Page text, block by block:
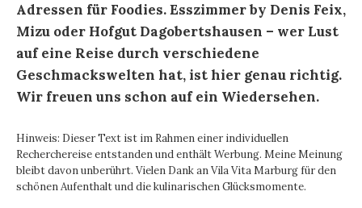
Adressen für Foodies. Esszimmer by Denis Feix,
Mizu oder Hofgut Dagobertshausen – wer Lust
auf eine Reise durch verschiedene
Geschmackswelten hat, ist hier genau richtig.
Wir freuen uns schon auf ein Wiedersehen.
Hinweis: Dieser Text ist im Rahmen einer individuellen
Recherchereise entstanden und enthält Werbung. Meine Meinung
bleibt davon unberührt. Vielen Dank an Vila Vita Marburg für den
schönen Aufenthalt und die kulinarischen Glücksmomente.